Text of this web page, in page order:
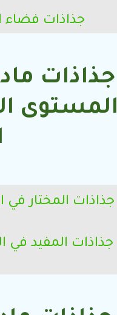
جذاذات فضاء
جذاذات
المستوى
جذاذات المختار
جذاذات المفيد في